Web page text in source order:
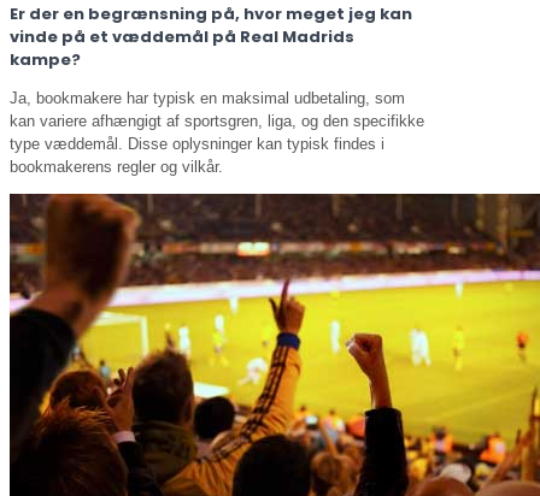
Er der en begrænsning på, hvor meget jeg kan
vinde på et væddemål på Real Madrids
kampe?
Ja, bookmakere har typisk en maksimal udbetaling, som
kan variere afhængigt af sportsgren, liga, og den specifikke
type væddemål. Disse oplysninger kan typisk findes i
bookmakerens regler og vilkår.